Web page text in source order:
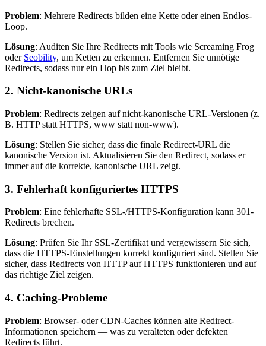
Problem: Mehrere Redirects bilden eine Kette oder einen Endlos-
Loop.
Lösung: Auditen Sie Ihre Redirects mit Tools wie Screaming Frog
oder Seobility, um Ketten zu erkennen. Entfernen Sie unnötige
Redirects, sodass nur ein Hop bis zum Ziel bleibt.
2. Nicht-kanonische URLs
Problem: Redirects zeigen auf nicht-kanonische URL-Versionen (z.
B. HTTP statt HTTPS, www statt non-www).
Lösung: Stellen Sie sicher, dass die finale Redirect-URL die
kanonische Version ist. Aktualisieren Sie den Redirect, sodass er
immer auf die korrekte, kanonische URL zeigt.
3. Fehlerhaft konfiguriertes HTTPS
Problem: Eine fehlerhafte SSL-/HTTPS-Konfiguration kann 301-
Redirects brechen.
Lösung: Prüfen Sie Ihr SSL-Zertifikat und vergewissern Sie sich,
dass die HTTPS-Einstellungen korrekt konfiguriert sind. Stellen Sie
sicher, dass Redirects von HTTP auf HTTPS funktionieren und auf
das richtige Ziel zeigen.
4. Caching-Probleme
Problem: Browser- oder CDN-Caches können alte Redirect-
Informationen speichern — was zu veralteten oder defekten
Redirects führt.